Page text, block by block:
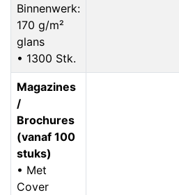
Binnenwerk:
170 g/m²
glans
• 1300 Stk.
Magazines
/
Brochures
(vanaf 100
stuks)
• Met
Cover